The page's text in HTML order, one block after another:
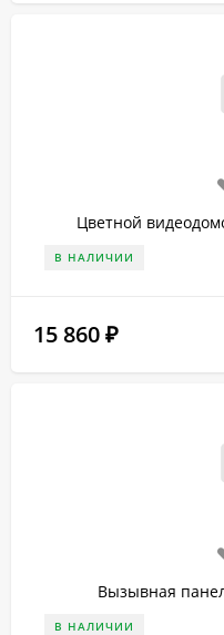
Цветной
В НАЛИЧИИ
15 860 ₽
Вызывная
В НАЛИЧИИ